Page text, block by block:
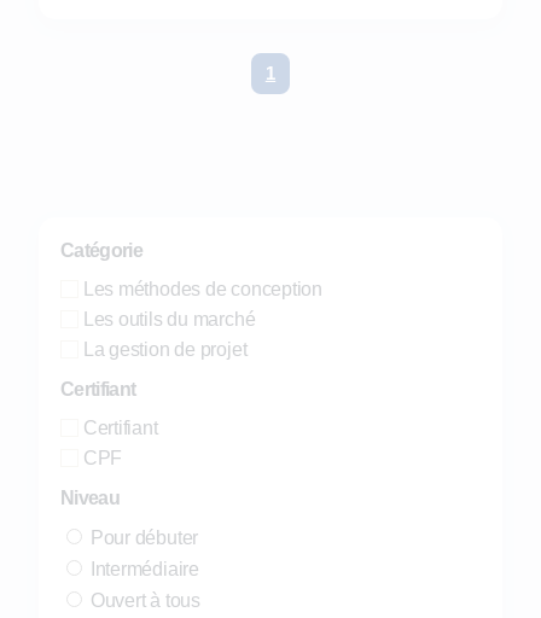
Catégorie
Les méthodes de conception
Les outils du marché
La gestion de projet
Certifiant
Certifiant
CPF
Niveau
Pour débuter
Intermédiaire
Ouvert à tous
1